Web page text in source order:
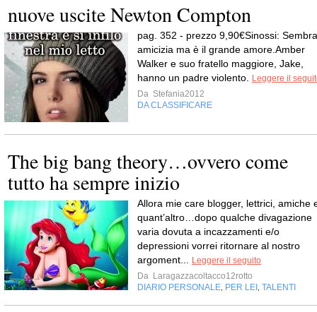
nuove uscite Newton Compton
pag. 352 - prezzo 9,90€Sinossi: Sembra
amicizia ma è il grande amore.Amber
Walker e suo fratello maggiore, Jake,
hanno un padre violento. Leggere il
Da Stefania2012
DA CLASSIFICARE
The big bang theory…ovvero come
tutto ha sempre inizio
Allora mie care blogger, lettrici, amiche
quant’altro…dopo qualche divagazione
varia dovuta a incazzamenti e/o
depressioni vorrei ritornare al nostro
argoment... Leggere il seguito
Da Laragazzacoltacco12rotto
DIARIO PERSONALE, PER LEI , TALENTI